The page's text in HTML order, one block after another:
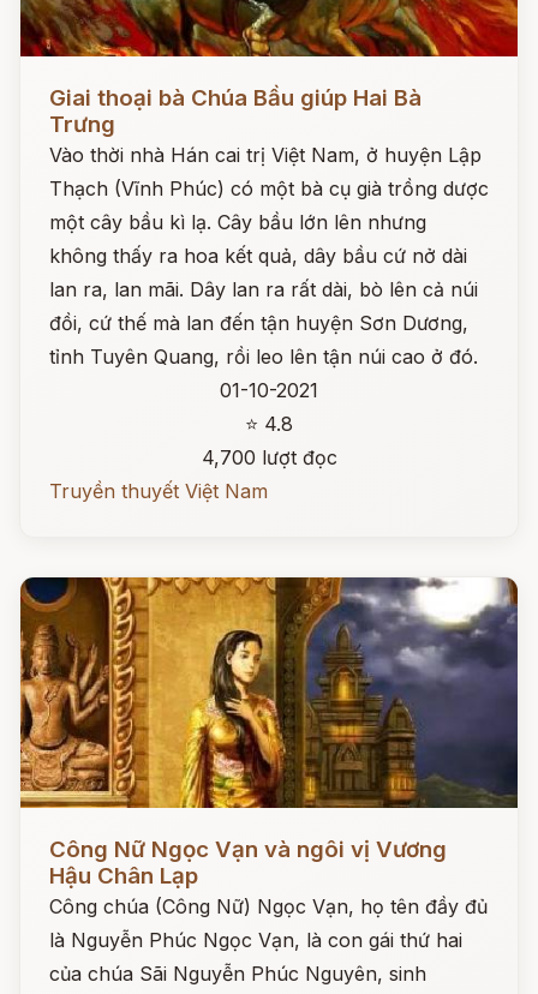
Giai thoại bà Chúa Bầu giúp Hai Bà
Trưng
Vào thời nhà Hán cai trị Việt Nam, ở huyện Lập
Thạch (Vĩnh Phúc) có một bà cụ già trồng dược
một cây bầu kì lạ. Cây bầu lớn lên nhưng
không thấy ra hoa kết quả, dây bầu cứ nở dài
lan ra, lan mãi. Dây lan ra rất dài, bò lên cả núi
đồi, cứ thế mà lan đến tận huyện Sơn Dương,
tỉnh Tuyên Quang, rồi leo lên tận núi cao ở đó.
01-10-2021
⭐ 4.8
4,700 lượt đọc
Truyền thuyết Việt Nam
Công Nữ Ngọc Vạn và ngôi vị Vương
Hậu Chân Lạp
Công chúa (Công Nữ) Ngọc Vạn, họ tên đầy đủ
là Nguyễn Phúc Ngọc Vạn, là con gái thứ hai
của chúa Sãi Nguyễn Phúc Nguyên, sinh